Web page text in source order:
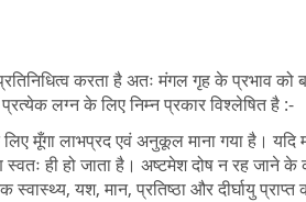
करता है अतः मंगल गृह के प्रभाव को
लग्न के लिए निम्न प्रकार विश्लेषित है :-
मूँगा लाभप्रद एवं अनुकूल माना गया है।
ही हो जाता है। अष्टमेश दोष न रह जाने
यश, मान, प्रतिष्ठा और दीर्घायु प्राप्त